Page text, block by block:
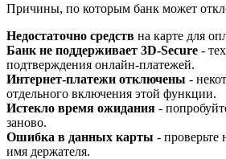
Причины, по которым банк может
Недостаточно средств на карте для
Банк не поддерживает 3D-Secure -
подтверждения онлайн-платежей.
Интернет-платежи отключены -
отдельного включения этой функции.
Истекло время ожидания -
заново.
Ошибка в данных карты - проверьте
имя держателя.